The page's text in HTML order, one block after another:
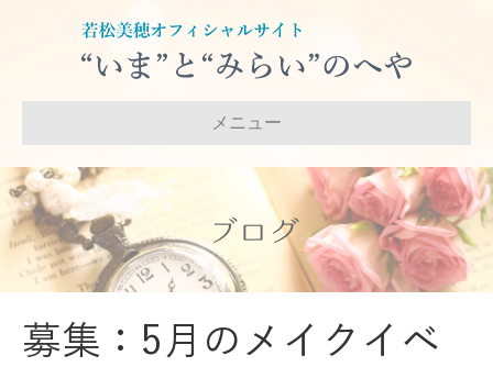
メニュー
ブログ
募集：5月のメイクイベ